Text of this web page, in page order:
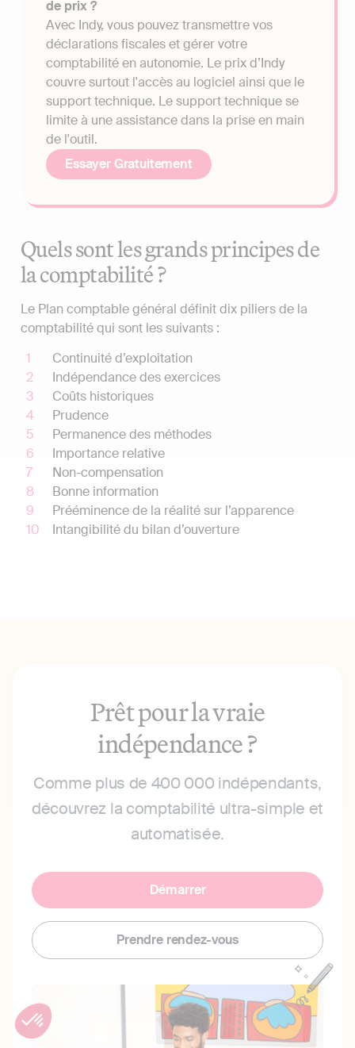
de prix ?
Avec Indy, vous pouvez transmettre vos
déclarations fiscales et gérer votre
comptabilité en autonomie. Le prix d’Indy
couvre surtout l'accès au logiciel ainsi que le
support technique. Le support technique se
limite à une assistance dans la prise en main
de l'outil.
Essayer Gratuitement
Quels sont les grands principes de
la comptabilité ?
Le Plan comptable général définit dix piliers de la
comptabilité qui sont les suivants :
Continuité d’exploitation
Indépendance des exercices
Coûts historiques
Prudence
Permanence des méthodes
Importance relative
Non-compensation
Bonne information
Prééminence de la réalité sur l’apparence
Intangibilité du bilan d’ouverture
Prêt pour la vraie
indépendance ?
Comme plus de 400 000 indépendants,
découvrez la comptabilité ultra-simple et
automatisée.
Démarrer
Prendre rendez-vous